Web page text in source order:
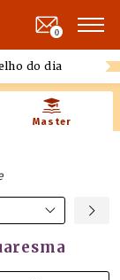
do dia
0
Master